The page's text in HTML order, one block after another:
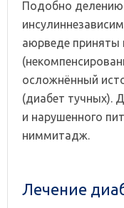
Подобно делению
аюрведе приняты
осложнённый
(диабет тучных).
и нарушенного
ниммитадж.
Лечение